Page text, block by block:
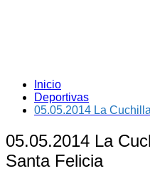
Inicio
Deportivas
05.05.2014 La
05.05.2014 La
Santa Felicia